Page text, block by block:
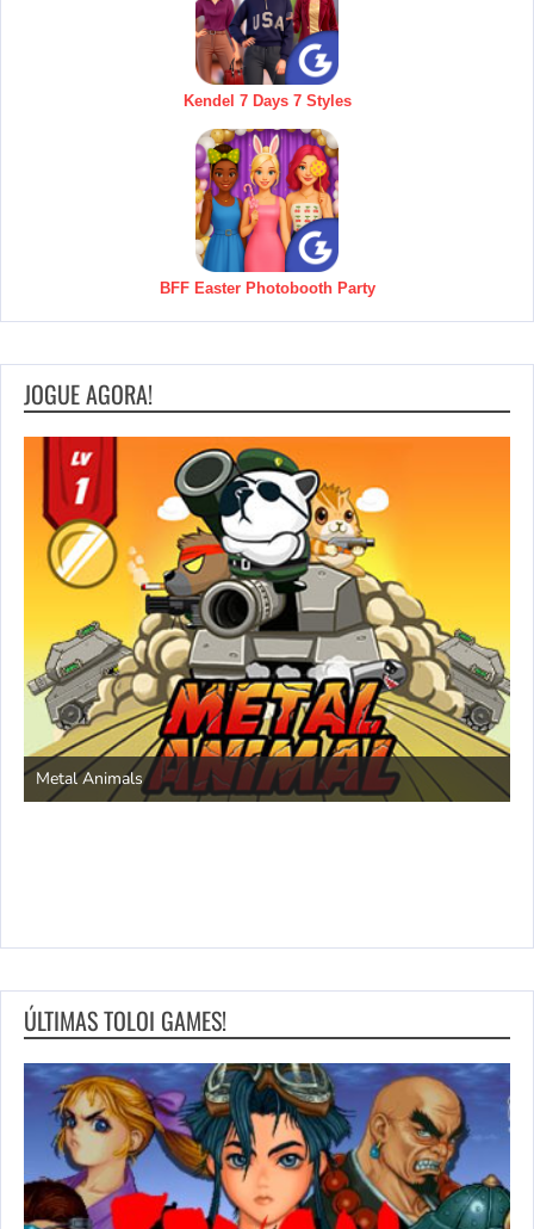
Kendel 7 Days 7 Styles
BFF Easter Photobooth Party
JOGUE AGORA!
Metal Animals
ÚLTIMAS TOLOI GAMES!